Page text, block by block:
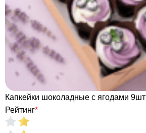
Капкейки шоколадные с ягодами 9шт
Рейтинг*